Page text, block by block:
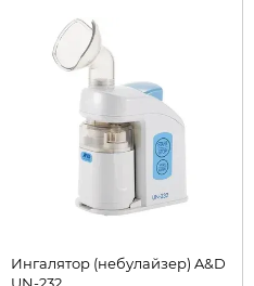
Ингалятор (небулайзер) A&D